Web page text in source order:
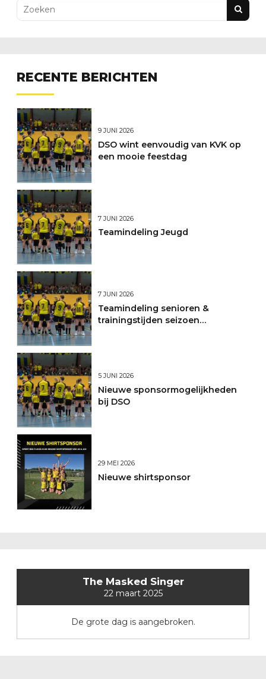
RECENTE BERICHTEN
9 JUNI 2026
DSO wint eenvoudig van KVK op
een mooie feestdag
7 JUNI 2026
Teamindeling Jeugd
7 JUNI 2026
Teamindeling senioren &
trainingstijden seizoen
5 JUNI 2026
Nieuwe sponsormogelijkheden
bij DSO
29 MEI 2026
Nieuwe shirtsponsor
The Masked Singer
22 maart 2025
De grote dag is aangebroken.